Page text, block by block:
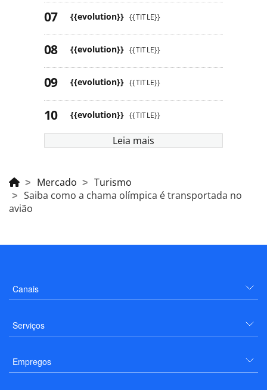
{{evolution}} {{TITLE}}
{{evolution}} {{TITLE}}
{{evolution}} {{TITLE}}
{{evolution}} {{TITLE}}
Leia mais
Mercado
Turismo
Saiba como a chama olímpica é transportada no
avião
Canais
Serviços
Empregos